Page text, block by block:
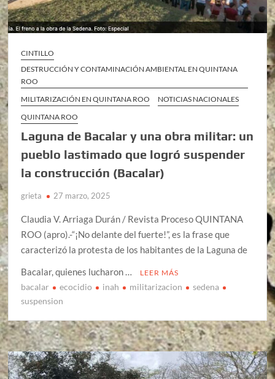
CINTILLO
DESTRUCCIÓN Y CONTAMINACIÓN AMBIENTAL EN QUINTANA
ROO
MILITARIZACIÓN EN QUINTANA ROO
NOTICIAS NACIONALES
QUINTANA ROO
Laguna de Bacalar y una obra militar: un
pueblo lastimado que logró suspender
la construcción (Bacalar)
grieta 27 marzo, 2025
Claudia V. Arriaga Durán / Revista Proceso QUINTANA
ROO (apro).-“¡No delante del fuerte!”, es la frase que
caracterizó la protesta de los habitantes de la Laguna de
Bacalar, quienes lucharon …
LEER MÁS
bacalar ecocidio inah militarizacion
sedena
suspension